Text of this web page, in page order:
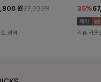
원37,900원
영역
35%
리뷰 카운